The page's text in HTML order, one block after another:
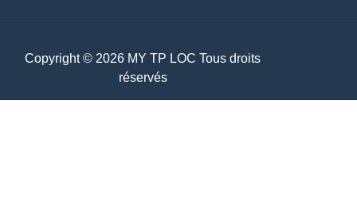
Copyright © 2026 MY TP LOC Tous droits
réservés